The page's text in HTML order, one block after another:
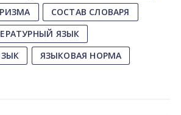
СОСТАВ СЛОВАРЯ
ЯЗЫК
ЯЗЫКОВАЯ НОРМА